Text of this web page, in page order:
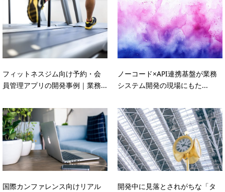
フィットネスジム向け予約・会
員管理アプリの開発事例｜業務...
ノーコード×API連携基盤が業務
システム開発の現場にもた...
国際カンファレンス向けリアル
開発中に見落とされがちな「タ